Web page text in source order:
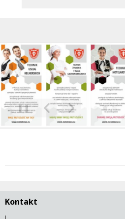
Poprzedni Element
Następny Element
❚❚
Kontakt